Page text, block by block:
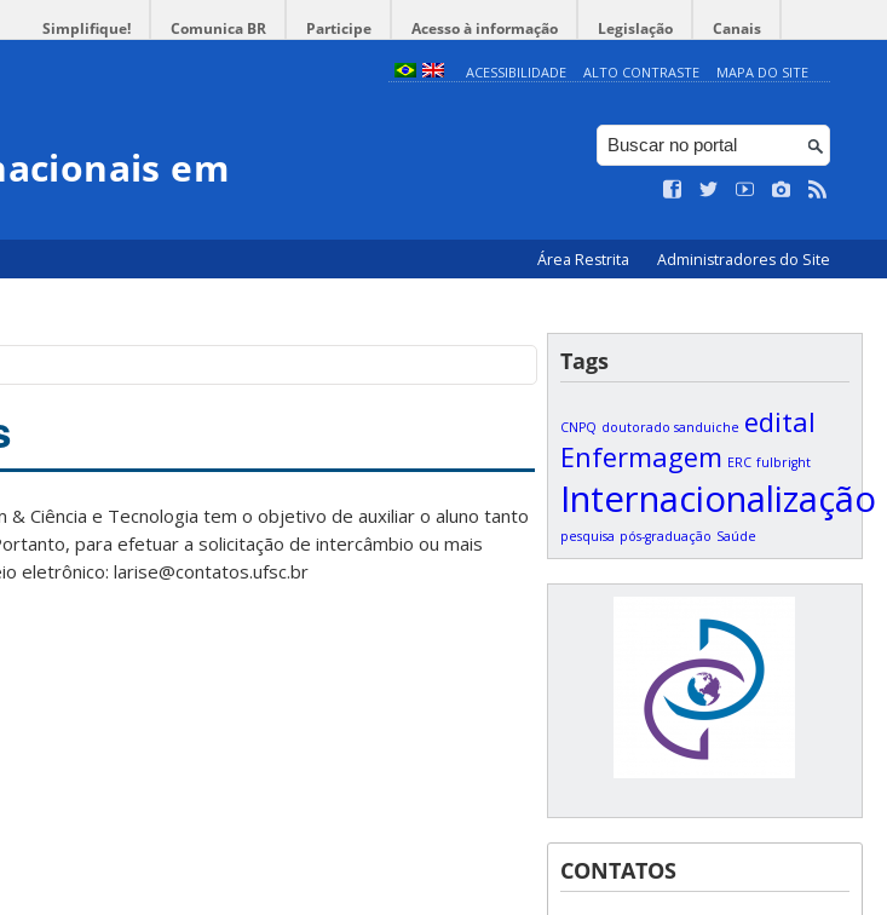
Simplifique! Comunica BR Participe Acesso à informação Legislação Canais
ACESSIBILIDADE ALTO CONTRASTE MAPA DO SITE
em
Área Restrita Administradores do Site
Ciência e Tecnologia tem o objetivo de auxiliar o aluno tanto
para efetuar a solicitação de intercâmbio ou mais
eletrônico: larise@contatos.ufsc.br
Tags
CNPQ doutorado sanduiche edital
Enfermagem ERC fulbright
Internacionalização
pesquisa pós-graduação Saúde
CONTATOS